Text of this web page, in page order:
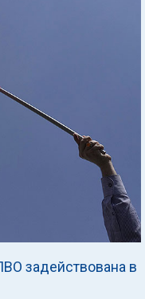
задействована в